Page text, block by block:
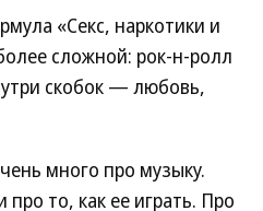
«Секс, наркотики и
сложной: рок-н-ролл
скобок — любовь,
много про музыку.
то, как ее играть. Про